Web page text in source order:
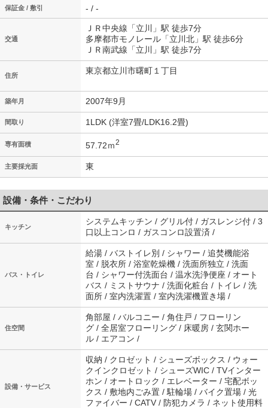
保証金 / 敷引 - / -
交通
ＪＲ中央線「立川」駅 徒歩7分
多摩都市モノレール「立川北」駅 徒歩6分
ＪＲ南武線「立川」駅 徒歩7分
住所 東京都立川市曙町１丁目
築年月 2007年9月
間取り 1LDK (洋室7畳/LDK16.2畳)
専有面積 57.72ｍ2
主要採光面 東
設備・条件・こだわり
キッチン
システムキッチン / グリル付 / ガスレンジ付 / 3
口以上コンロ / ガスコンロ設置済 /
バス・トイレ
給湯 / バストイレ別 / シャワー / 追焚機能浴
室 / 脱衣所 / 浴室乾燥機 / 洗面所独立 / 洗面
台 / シャワー付洗面台 / 温水洗浄便座 / オート
バス / ミストサウナ / 洗面化粧台 / トイレ / 洗
面所 / 室内洗濯置 / 室内洗濯機置き場 /
住空間
角部屋 / バルコニー / 角住戸 / フローリン
グ / 全居室フローリング / 床暖房 / 玄関ホー
ル / エアコン /
設備・サービス
収納 / クロゼット / シューズボックス / ウォー
クインクロゼット / シューズWIC / TVインター
ホン / オートロック / エレベーター / 宅配ボッ
クス / 敷地内ごみ置 / 駐輪場 / バイク置場 / 光
ファイバー / CATV / 防犯カメラ / ネット使用料